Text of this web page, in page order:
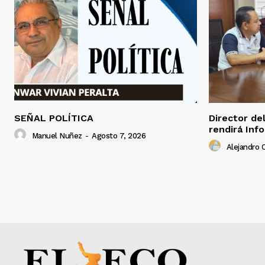
SEÑAL POLÍTICA
Manuel Nuñez - Agosto 7, 2026
Director
rendirá
Alejandro